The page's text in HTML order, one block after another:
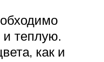
и теплую.
как и